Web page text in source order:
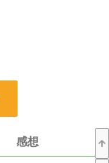
感想